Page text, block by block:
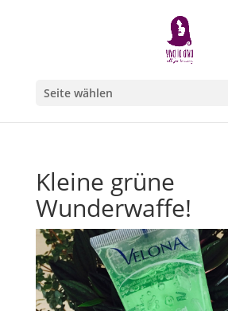
Seite wählen
Kleine grüne
Wunderwaffe!